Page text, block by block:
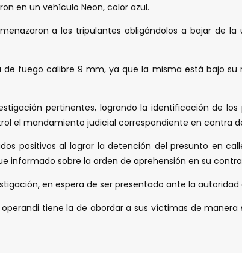
en un vehículo Neon, color azul.
a los tripulantes obligándolos a bajar de la
fuego calibre 9 mm, ya que la misma está bajo su
pertinentes, logrando la identificación de
el mandamiento judicial correspondiente en contra de
positivos al lograr la detención del presunto en
informado sobre la orden de aprehensión en su
en espera de ser presentado ante la autoridad
tiene la de abordar a sus víctimas de manera